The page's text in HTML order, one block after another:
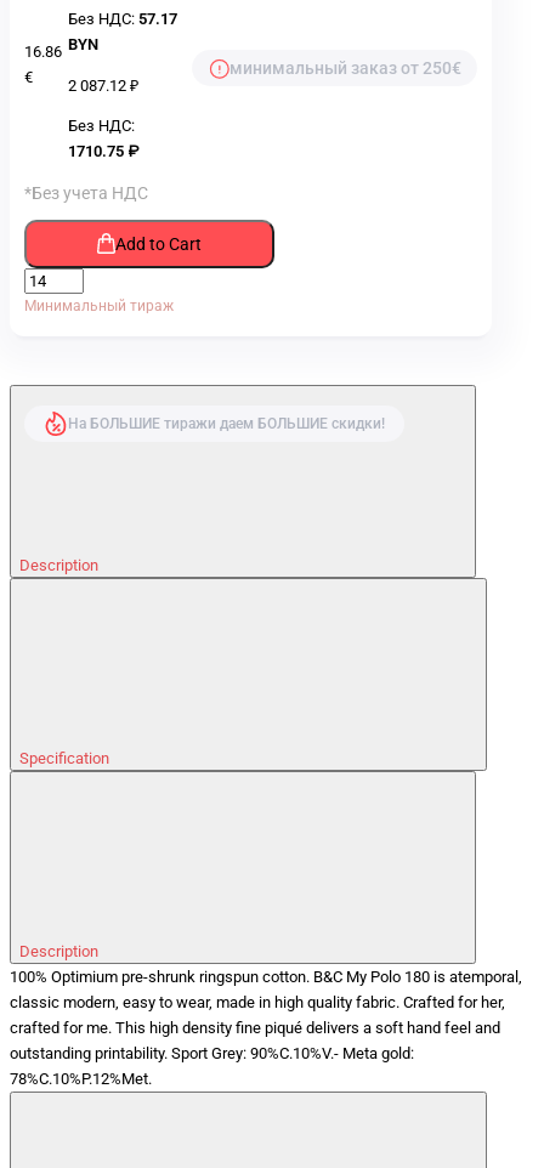
16.86
€
Без НДС: 57.17
BYN
2 087.12 ₽
Без НДС:
1710.75 ₽
минимальный заказ от 250€
*Без учета НДС
Add to Cart
Минимальный тираж
На БОЛЬШИЕ тиражи даем БОЛЬШИЕ скидки!
Description
Specification
Description
100% Optimium pre-shrunk ringspun cotton. B&C My Polo 180 is atemporal,
classic modern, easy to wear, made in high quality fabric. Crafted for her,
crafted for me. This high density fine piqué delivers a soft hand feel and
outstanding printability. Sport Grey: 90%C.10%V.- Meta gold:
78%C.10%P.12%Met.